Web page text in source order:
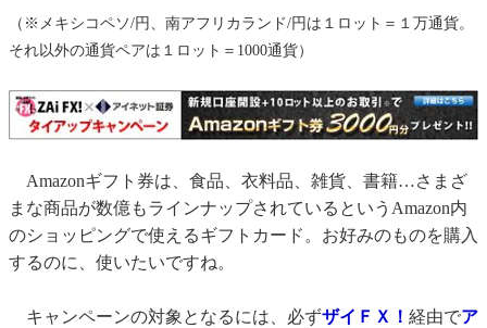
（※メキシコペソ/円、南アフリカランド/円は１ロット＝１万通貨。
それ以外の通貨ペアは１ロット＝1000通貨）
Amazonギフト券は、食品、衣料品、雑貨、書籍…さまざ
まな商品が数億もラインナップされているというAmazon内
のショッピングで使えるギフトカード。お好みのものを購入
するのに、使いたいですね。
キャンペーンの対象となるには、必ずザイＦＸ！ 経由でア